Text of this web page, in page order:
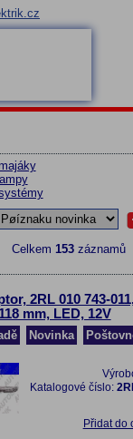
153záznamů
2RL 010 743-
mm, LED, 12V
Novinka
Katalogové číslo:
Přidat do